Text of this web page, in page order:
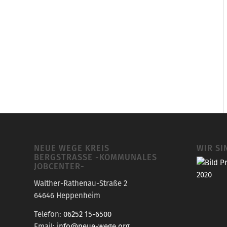
NEUE WEGE KREIS
BERGSTRASSE -KOMMUNALES J
OBCENTER-
Walther-Rathenau-Straße 2
64646 Heppenheim
Telefon: 06252 15-6500
WIR